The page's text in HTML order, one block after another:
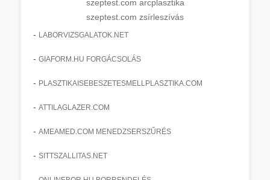
szeptest.com arcplasztika
szeptest.com zsírleszívás
- LABORVIZSGALATOK.NET
- GIAFORM.HU FORGÁCSOLÁS
- PLASZTIKAISEBESZETESMELLPLASZTIKA.COM
- ATTILAGLAZER.COM
- AMEAMED.COM MENEDZSERSZŰRÉS
- SITTSZALLITAS.NET